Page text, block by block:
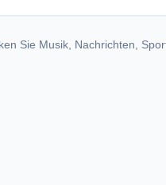
Sie Musik, Nachrichten,